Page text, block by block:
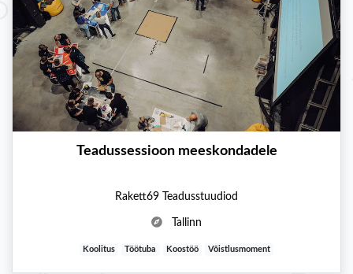
Teadussessioon meeskondadele
Rakett69 Teadusstuudiod
Tallinn
Koolitus Töötuba Koostöö Võistlusmoment